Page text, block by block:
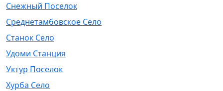
Снежный Поселок
Среднетамбовское Село
Станок Село
Удоми Станция
Уктур Поселок
Хурба Село